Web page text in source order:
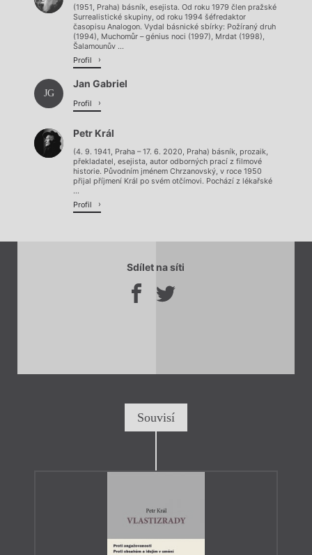
(1951, Praha) básník, esejista. Od roku 1979 člen pražské
Surrealistické skupiny, od roku 1994 šéfredaktor
časopisu Analogon. Vydal básnické sbírky: Požíraný druh
(1994), Muchomůr – génius noci (1997), Mrdat (1998),
Šalamounův ...
Profil
JG
Jan Gabriel
Profil
Petr Král
(4. 9. 1941, Praha – 17. 6. 2020, Praha) básník, prozaik,
překladatel, esejista, autor odborných prací z filmové
historie. Původním jménem Chrzanovský, v roce 1950
přijal příjmení Král po svém otčímovi. Pochází z lékařské
...
Profil
Sdílet na síti
Souvisí